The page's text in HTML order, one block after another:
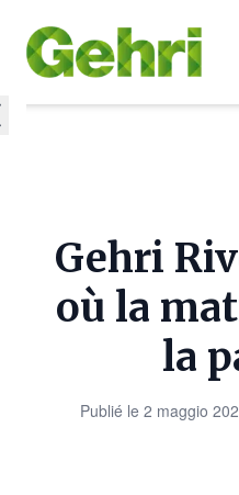
Gehri
où la
la
Publié le 2 maggio